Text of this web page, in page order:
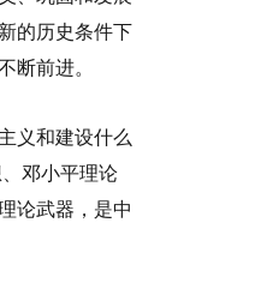
的历史条件下
断前进。
义和建设什么
邓小平理论
论武器，是中